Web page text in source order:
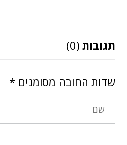
תגובות (0)
שדות החובה מסומנים *